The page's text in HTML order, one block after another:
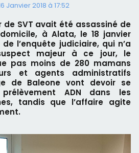
Janvier 2018 à 17:52
de SVT avait été assassiné de
à Alata, le 18 janvier
l’enquête judiciaire, qui n’a
majeur à ce jour, le
pas moins de 280 mamans
et agents administratifs
de Baleone vont devoir se
ADN dans les
tandis que l’affaire agite